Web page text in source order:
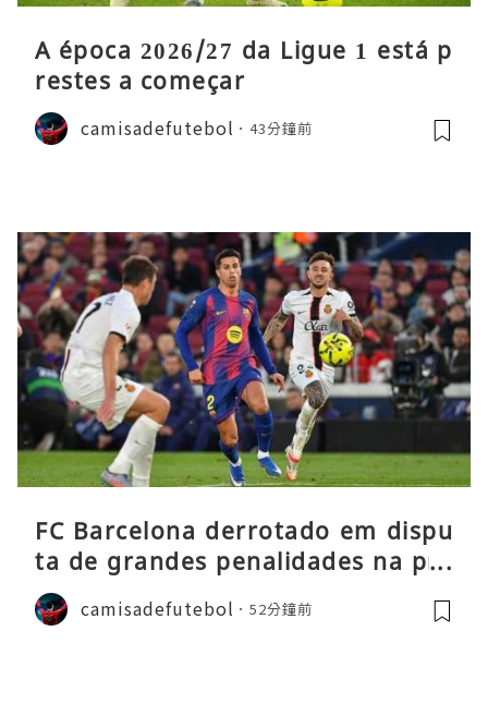
A época 2026/27 da Ligue 1 está p
restes a começar
camisadefutebol 43分鐘前
FC Barcelona derrotado em dispu
ta de grandes penalidades na pré
-época
camisadefutebol 52分鐘前